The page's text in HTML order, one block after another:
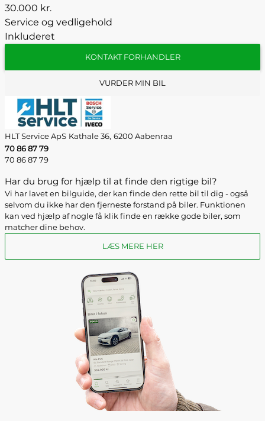
30.000 kr.
Service og vedligehold
Inkluderet
KONTAKT FORHANDLER
VURDER MIN BIL
HLT Service ApS Kathale 36, 6200 Aabenraa
70 86 87 79
70 86 87 79
Har du brug for hjælp til at finde den rigtige bil?
Vi har lavet en bilguide, der kan finde den rette bil til dig - også
selvom du ikke har den fjerneste forstand på biler. Funktionen
kan ved hjælp af nogle få klik finde en række gode biler, som
matcher dine behov.
LÆS MERE HER